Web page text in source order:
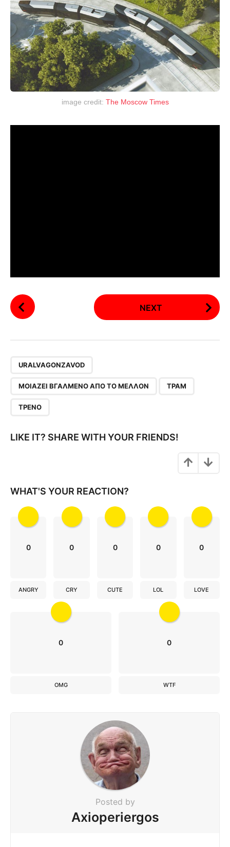
image credit: The Moscow Times
P
o
t
NEXT
URALVAGONZAVOD
ΜΟΙΆΖΕΙ ΒΓΑΛΜΈΝΟ ΑΠΌ ΤΟ ΜΈΛΛΟΝ ΤΡΑΜ
ΤΡΈΝΟ
LIKE IT? SHARE WITH YOUR FRIENDS!
WHAT'S YOUR REACTION?
0
ANGRY
0
CRY
0
CUTE
0
LOL
0
LOVE
0
OMG
0
WTF
Posted by
Axioperiergos